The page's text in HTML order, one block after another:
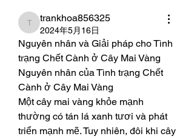
trankhoa856325
trankhoa856325
2024年5月16日
Nguyên nhân và Giải pháp cho Tình
trạng Chết Cành ở Cây Mai Vàng
Nguyên nhân của Tình trạng Chết
Cành ở Cây Mai Vàng
Một cây mai vàng khỏe mạnh
thường có tán lá xanh tươi và phát
triển mạnh mẽ. Tuy nhiên, đôi khi cây